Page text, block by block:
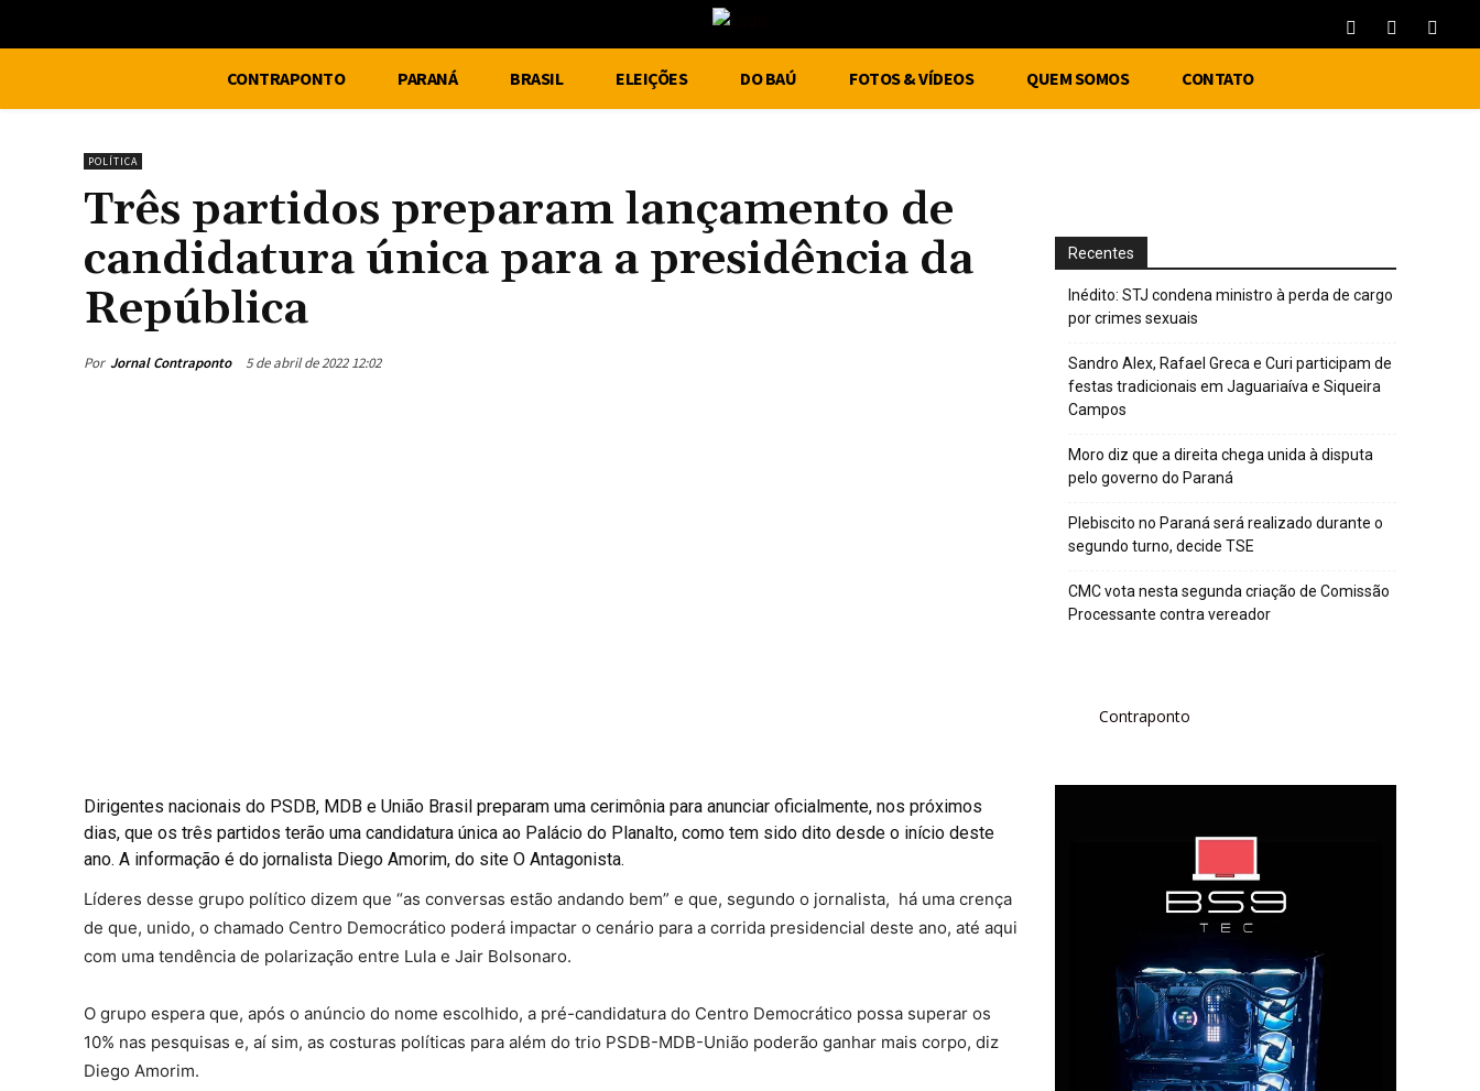
CONTRAPONTO PARANÁ BRASIL ELEIÇÕES DO BAÚ FOTOS & VÍDEOS QUEM SOMOS CONTATO
POLÍTICA
Três partidos preparam lançamento de
candidatura única para a presidência da
República
Por Jornal Contraponto 5 de abril de 2022 12:02
Dirigentes nacionais do PSDB, MDB e União Brasil preparam uma cerimônia para anunciar oficialmente, nos próximos
dias, que os três partidos terão uma candidatura única ao Palácio do Planalto, como tem sido dito desde o início deste
ano. A informação é do jornalista Diego Amorim, do site O Antagonista.
Líderes desse grupo político dizem que “as conversas estão andando bem” e que, segundo o jornalista, há uma crença
de que, unido, o chamado Centro Democrático poderá impactar o cenário para a corrida presidencial deste ano, até aqui
com uma tendência de polarização entre Lula e Jair Bolsonaro.
O grupo espera que, após o anúncio do nome escolhido, a pré-candidatura do Centro Democrático possa superar os
10% nas pesquisas e, aí sim, as costuras políticas para além do trio PSDB-MDB-União poderão ganhar mais corpo, diz
Diego Amorim.
Recentes
Inédito: STJ condena ministro à perda de cargo
por crimes sexuais
Sandro Alex, Rafael Greca e Curi participam de
festas tradicionais em Jaguariaíva e Siqueira
Campos
Moro diz que a direita chega unida à disputa
pelo governo do Paraná
Plebiscito no Paraná será realizado durante o
segundo turno, decide TSE
CMC vota nesta segunda criação de Comissão
Processante contra vereador
Contraponto